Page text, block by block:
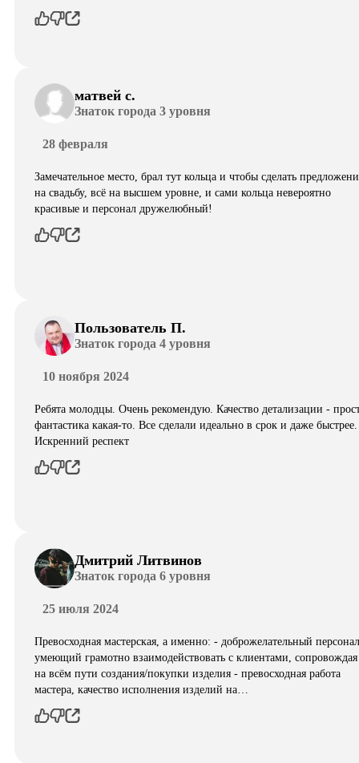
матвей с.
Знаток города 3 уровня
28 февраля
Замечательное место, брал тут кольца и чтобы сделать
на свадьбу, всё на высшем уровне, и сами кольца невероятно
красивые и персонал дружелюбный!
Пользователь П.
Знаток города 4 уровня
10 ноября 2024
Ребята молодцы. Очень рекомендую. Качество детализации -
фантастика какая-то. Все сделали идеально в срок и даже быстрее.
Искренний респект
Дмитрий Литвинов
Знаток города 6 уровня
25 июля 2024
Превосходная мастерская, а именно: - доброжелательный
умеющий грамотно взаимодействовать с клиентами,
на всём пути создания/покупки изделия - превосходная работа
мастера, качество исполнения изделий на…